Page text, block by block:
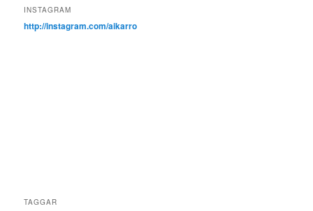
INSTAGRAM
http://instagram.com/aikarro
TAGGAR